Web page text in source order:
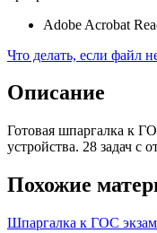
Adobe Acrobat
Что делать, если файл
Описание
Готовая шпаргалка к
устройства. 28 задач с
Похожие
Шпаргалка к ГОС